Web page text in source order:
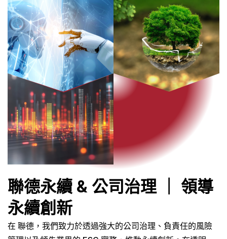
聯德永續 & 公司治理 ｜ 領導
永續創新
在 聯德，我們致力於透過強大的公司治理、負責任的風險